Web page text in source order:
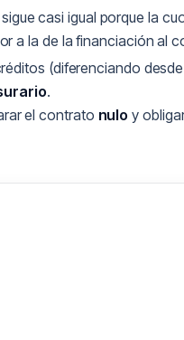
casi igual porque la
a la de la financiación al
(diferenciando
.
el contrato nulo y